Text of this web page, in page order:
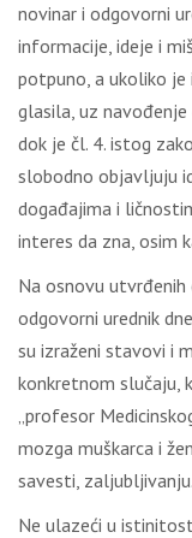
novinar i odgovorni
informacije, ideje i
potpuno, a ukoliko
glasila, uz
dok je čl. 4. istog
slobodno objavljuju
događajima i
interes da zna, osim
Na osnovu utvrđenih
odgovorni urednik
su izraženi stavovi i
konkretnom slučaju,
„profesor
mozga muškarca i
savesti,
Ne ulazeći u